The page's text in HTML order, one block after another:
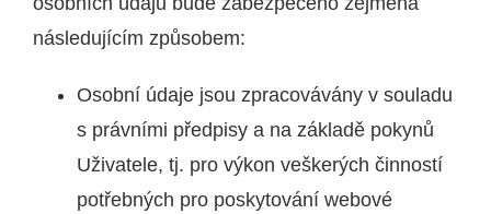
následujícím způsobem:
Osobní údaje jsou zpracovávány v souladu
s právními předpisy a na základě pokynů
Uživatele, tj. pro výkon veškerých činností
potřebných pro poskytování webové